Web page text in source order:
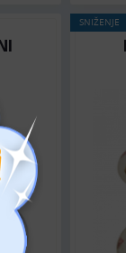
SNIŽENJE